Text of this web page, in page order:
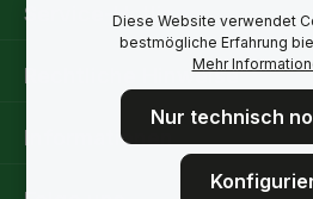
Service-Hotline
Rechtliche Hinweise
Informationen
Diese Website verwendet
bestmögliche Erfahrung
Mehr
Nur technisch